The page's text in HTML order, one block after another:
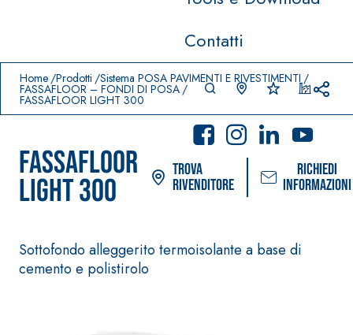
Contatti
Home Prodotti Sistema POSA PAVIMENTI E RIVESTIMENTI
FASSAFLOOR – FONDI DI POSA
FASSAFLOOR LIGHT 300
FASSAFLOOR
LIGHT 300
Trova
rivenditore
Richiedi
informazioni
Sottofondo alleggerito termoisolante a base di
cemento e polistirolo
Prodotti in primo piano
Sistema POSA PAVIMENTI E
RIVESTIMENTI